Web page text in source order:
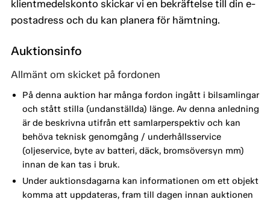
klientmedelskonto skickar vi en bekräftelse till din e-
postadress och du kan planera för hämtning.
Auktionsinfo
Allmänt om skicket på fordonen
På denna auktion har många fordon ingått i bilsamlingar
och stått stilla (undanställda) länge. Av denna anledning
är de beskrivna utifrån ett samlarperspektiv och kan
behöva teknisk genomgång / underhållsservice
(oljeservice, byte av batteri, däck, bromsöversyn mm)
innan de kan tas i bruk.
Under auktionsdagarna kan informationen om ett objekt
komma att uppdateras, fram till dagen innan auktionen